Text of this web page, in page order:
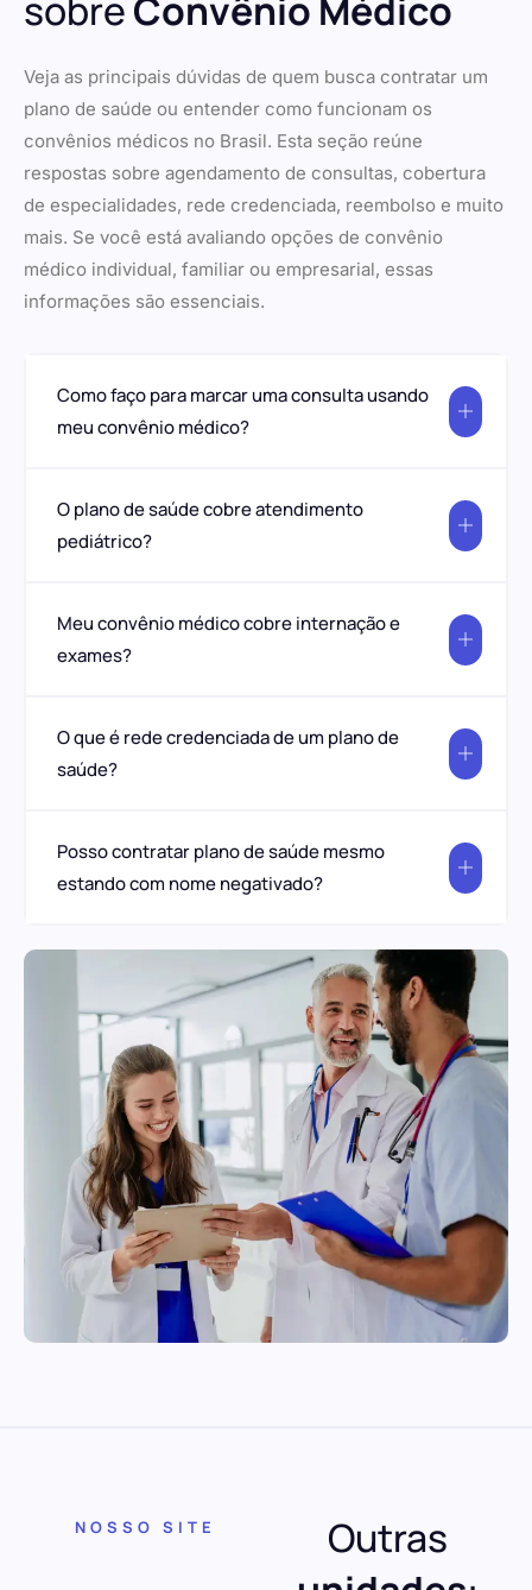
sobreConvênio Médico
Veja as principais dúvidas de quem busca contratar um
plano de saúde ou entender como funcionam os
convênios médicos no Brasil. Esta seção reúne
respostas sobre agendamento de consultas, cobertura
de especialidades, rede credenciada, reembolso e muito
mais. Se você está avaliando opções de convênio
médico individual, familiar ou empresarial, essas
informações são essenciais.
Como faço para marcar uma consulta usando
meu convênio médico?
O plano de saúde cobre atendimento
pediátrico?
Meu convênio médico cobre internação e
exames?
O que é rede credenciada de um plano de
saúde?
Posso contratar plano de saúde mesmo
estando com nome negativado?
NOSSO SITE
Outras